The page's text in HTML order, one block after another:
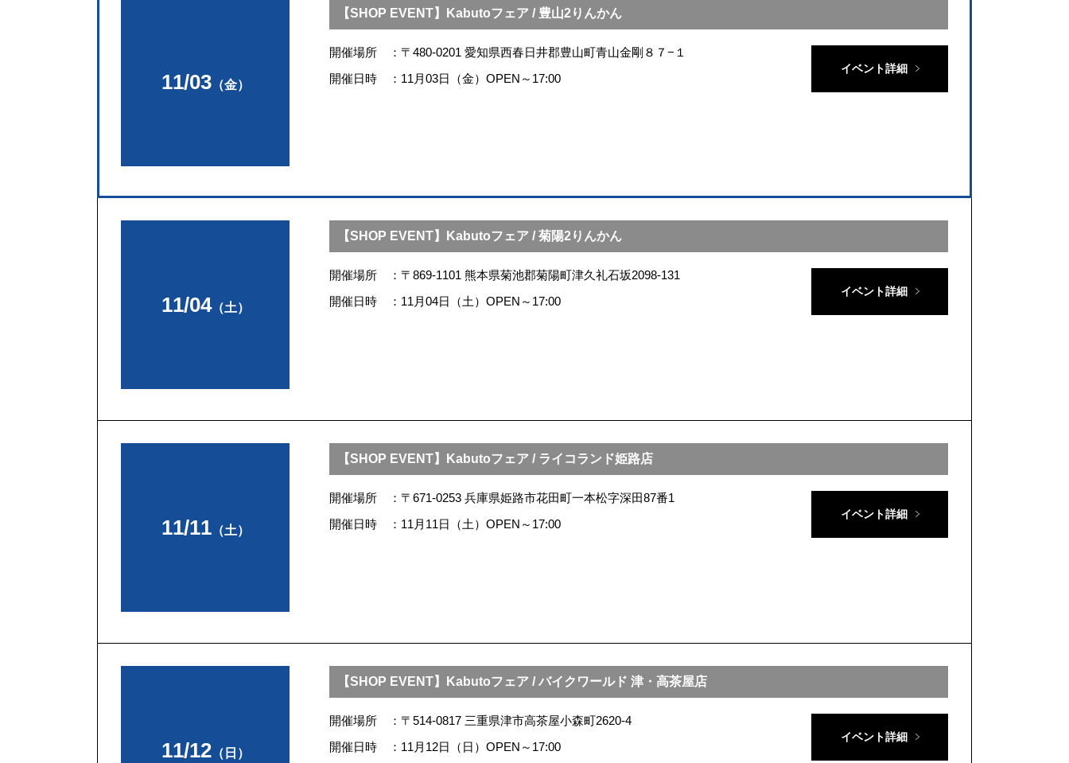
11/03（金）
【SHOP EVENT】Kabutoフェア / 豊山2りんかん
開催場所
〒480-0201 愛知県西春日井郡豊山町青山金剛８７−１
開催日時
11月03日（金）OPEN～17:00
イベント詳細
11/04（土）
【SHOP EVENT】Kabutoフェア / 菊陽2りんかん
開催場所
〒869-1101 熊本県菊池郡菊陽町津久礼石坂2098-131
開催日時
11月04日（土）OPEN～17:00
イベント詳細
11/11（土）
【SHOP EVENT】Kabutoフェア / ライコランド姫路店
開催場所
〒671-0253 兵庫県姫路市花田町一本松字深田87番1
開催日時
11月11日（土）OPEN～17:00
イベント詳細
11/12（日）
【SHOP EVENT】Kabutoフェア / バイクワールド 津・高茶屋店
開催場所
〒514-0817 三重県津市高茶屋小森町2620-4
開催日時
11月12日（日）OPEN～17:00
イベント詳細